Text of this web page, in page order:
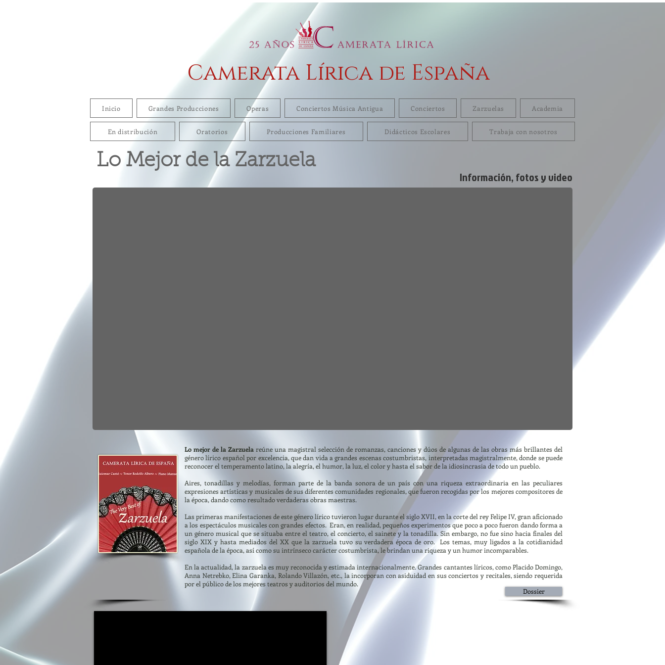
Camerata Lírica de España
Inicio Grandes Producciones Operas Conciertos Música Antigua Conciertos Zarzuelas Academia
En distribución Oratorios Producciones Familiares Didácticos Escolares Trabaja con nosotros
Información, fotos y video
Lo Mejor de la Zarzuela
Lo mejor de la Zarzuela reúne una magistral selección de romanzas, canciones y dúos de algunas de las obras más brillantes del
género lírico español por excelencia, que dan vida a grandes escenas costumbristas, interpretadas magistralmente, donde se puede
reconocer el temperamento latino, la alegría, el humor, la luz, el color y hasta el sabor de la idiosincrasia de todo un pueblo.
Aires, tonadillas y melodías, forman parte de la banda sonora de un país con una riqueza extraordinaria en las peculiares
expresiones artísticas y musicales de sus diferentes comunidades regionales, que fueron recogidas por los mejores compositores de
la época, dando como resultado verdaderas obras maestras.
Las primeras manifestaciones de este género lírico tuvieron lugar durante el siglo XVII, en la corte del rey Felipe IV, gran aficionado
a los espectáculos musicales con grandes efectos. Eran, en realidad, pequeños experimentos que poco a poco fueron dando forma a
un género musical que se situaba entre el teatro, el concierto, el sainete y la tonadilla. Sin embargo, no fue sino hacia finales del
siglo XIX y hasta mediados del XX que la zarzuela tuvo su verdadera época de oro. Los temas, muy ligados a la cotidianidad
española de la época, así como su intrínseco carácter costumbrista, le brindan una riqueza y un humor incomparables.
En la actualidad, la zarzuela es muy reconocida y estimada internacionalmente. Grandes cantantes líricos, como Placido Domingo,
Anna Netrebko, Elina Garanka, Rolando Villazón, etc., la incorporan con asiduidad en sus conciertos y recitales, siendo requerida
por el público de los mejores teatros y auditorios del mundo.
Dossier